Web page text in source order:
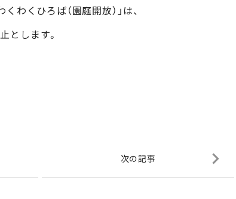
わくひろば（園庭開放）」は、
とします。
次の記事